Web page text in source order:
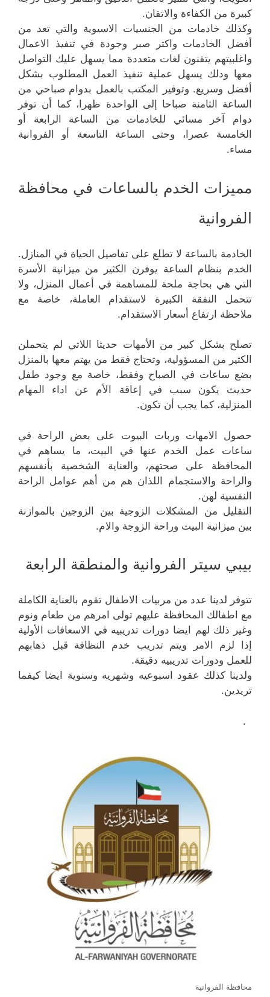
كبيرة من الكفاءة والاتقان.
وكذلك خادمات من الجنسيات الاسيوية والتي تعد من
أفضل الخادمات واكتر صبر وجودة في تنفيذ الاعمال
واغلبيتهم يتقنون لغات متعددة مما يسهل عليك التواصل
معها ودلك يسهل عملية تنفيذ العمل المطلوب بشكل
أفضل وسريع. وتوفير المكتب بالعمل بدوام صباحي من
الساعة الثامنة صباحا إلى الواحدة ظهرا، كما أن توفر
دوام آخر مسائي للخادمات من الساعة الرابعة أو
الخامسة عصرا، وحتى الساعة التاسعة أو الفروانية
مساء.
مميزات الخدم بالساعات في محافظة
الفروانية
الخادمة بالساعة لا تطلع على تفاصيل الحياة في المنازل.
الخدم بنظام الساعة يوفرن الكثير من ميزانية الأسرة
التي هي بحاجة ملحة للمساهمة في أعمال المنزل، ولا
تتحمل النفقة الكبيرة لاستقدام العاملة، خاصة مع
ملاحظة ارتفاع أسعار الاستقدام.
تصلح بشكل كبير من الأمهات حديثا اللاتي لم يتحملن
الكثير من المسؤولية، وتحتاج فقط من يهتم معها بالمنزل
بضع ساعات في الصباح وفقط، خاصة مع وجود طفل
حديث يكون سبب في إعاقة الأم عن اداء المهام
المنزلية، كما يجب أن تكون.
حصول الامهات وربات البيوت على بعض الراحة في
ساعات عمل الخدم عنها في البيت، ما يساهم في
المحافظة على صحتهم، والعناية الشخصية بأنفسهم
والراحة والاستجمام اللذان هم من أهم عوامل الراحة
النفسية لهن.
التقليل من المشكلات الزوجية بين الزوجين بالموازنة
بين ميزانية البيت وراحة الزوجة والام.
بيبي سيتر الفروانية والمنطقة الرابعة
تتوفر لدينا عدد من مربيات الاطفال تقوم بالعناية الكاملة
مع اطفالك المحافظة عليهم تولى امرهم من طعام ونوم
وغير ذلك لهم ايضا دورات تدريبيه في الاسعافات الأولية
إذا لزم الامر ويتم تدريب خدم النظافة قبل ذهابهم
للعمل ودورات تدريبيه دقيقة.
ولدينا كذلك عقود اسبوعيه وشهريه وسنوية ايضا كيفما
تريدين.
.
محافظة الفروانية